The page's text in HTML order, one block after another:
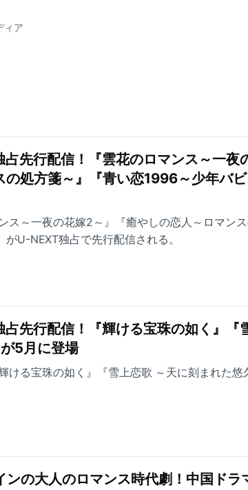
ィア
先行配信！『雲花のロマンス～一夜
処方箋～』『青い恋1996～少年バ
ス～一夜の花嫁2～』『癒やしの恋人～ロマン
U-NEXT独占で先行配信される。
先行配信！『輝ける宝珠の如く』『
5月に登場
ける宝珠の如く』『雪上恋歌 ～天に刻まれた悠
の大人のロマンス時代劇！中国ドラ